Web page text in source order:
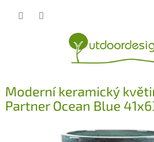
Moderní keramický
Partner Ocean Blue